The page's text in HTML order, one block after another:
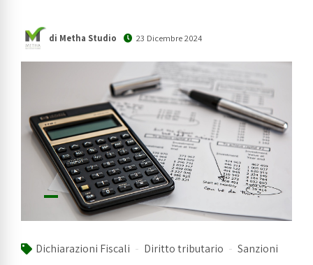
di Metha Studio 23 Dicembre 2024
Dichiarazioni Fiscali Diritto tributario Sanzioni